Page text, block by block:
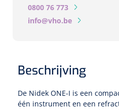
Spleetlamp
Optotypeschermen
Lasers
0800 76 773
info@vho.be
Beschrijving
De Nidek ONE-I is een
één instrument en een